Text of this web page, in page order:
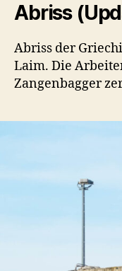
Abriss
Abriss der
Laim. Die
Zangenbagger